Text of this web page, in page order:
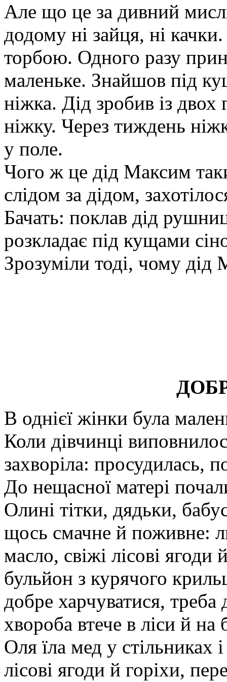
Але що це за дивний
додому ні зайця, ні
торбою. Одного разу
маленьке. Знайшов під
ніжка. Дід зробив із двох
ніжку. Через тиждень
у поле.
Чого ж це дід Максим
слідом за дідом,
Бачать: поклав дід
розкладає під кущами
Зрозуміли тоді, чому
В однієї жінки була
Коли дівчинці
захворіла: просудилась,
До нещасної матері
Олині тітки, дядьки,
щось смачне й поживне:
масло, свіжі лісові ягоди
бульйон з курячого
добре харчуватися,
хвороба втече в ліси й на
Оля їла мед у стільниках
лісові ягоди й горіхи,